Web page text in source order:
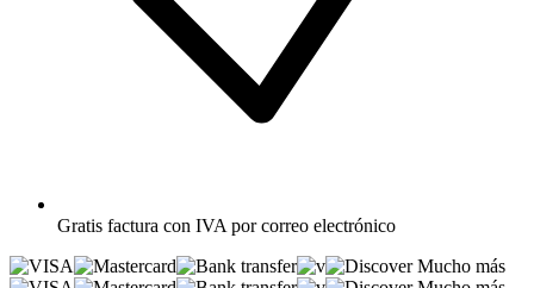
Gratis factura con IVA por correo electrónico
Mucho más